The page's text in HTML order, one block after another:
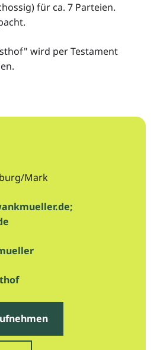
für ca. 7 Parteien.
wird per Testament
Mark